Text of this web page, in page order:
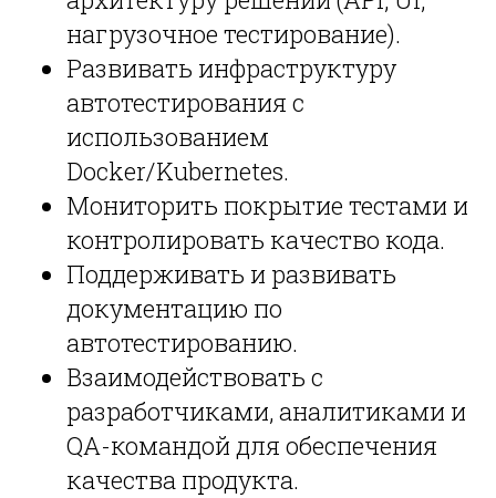
нагрузочное тестирование).
Развивать инфраструктуру
автотестирования с
использованием
Docker/Kubernetes.
Мониторить покрытие тестами и
контролировать качество кода.
Поддерживать и развивать
документацию по
автотестированию.
Взаимодействовать с
разработчиками, аналитиками и
QA-командой для обеспечения
качества продукта.